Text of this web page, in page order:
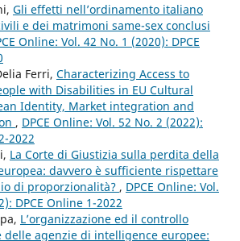
Gli effetti nell’ordinamento italiano
e dei matrimoni same-sex conclusi
Online: Vol. 42 No. 1 (2020): DPCE
Ferri, Characterizing Access to
with Disabilities in EU Cultural
Identity, Market integration and
, DPCE Online: Vol. 52 No. 2 (2022):
2022
La Corte di Giustizia sulla perdita della
davvero è sufficiente rispettare
di proporzionalità? , DPCE Online: Vol.
DPCE Online 1-2022
L’organizzazione ed il controllo
delle agenzie di intelligence europee: